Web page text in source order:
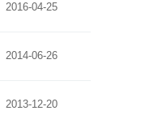
2016-04-25
2014-06-26
2013-12-20